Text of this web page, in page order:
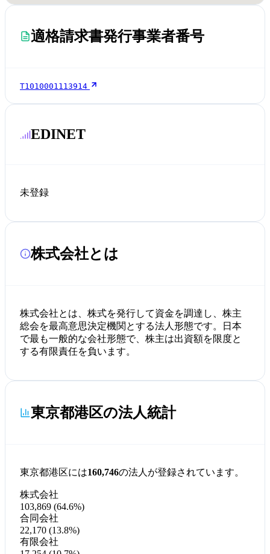
適格請求書発行事業者番号
T1010001113914
EDINET
未登録
株式会社とは
株式会社とは、株式を発行して資金を調達し、株主
総会を最高意思決定機関とする法人形態です。日本
で最も一般的な会社形態で、株主は出資額を限度と
する有限責任を負います。
東京都港区の法人統計
東京都港区には160,746の法人が登録されています。
株式会社
103,869 (64.6%)
合同会社
22,170 (13.8%)
有限会社